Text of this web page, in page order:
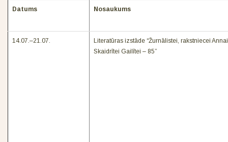
Datums Nosaukums
14.07.–21.07.
Literatūras izstāde “Žurnālistei, rakstniecei Annai
Skaidrītei Gailītei – 85”